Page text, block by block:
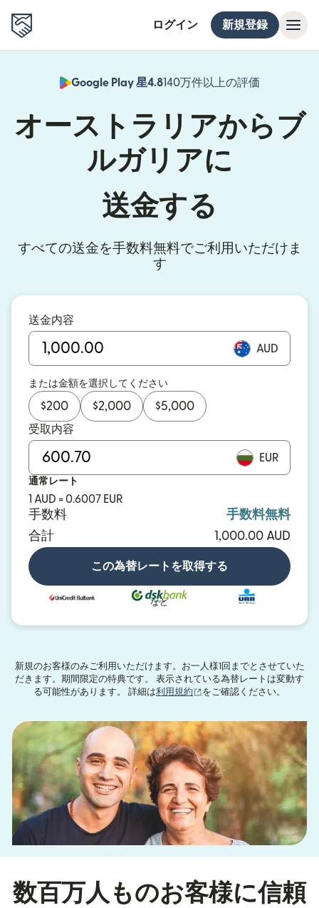
ログイン 新規登録
Google Play 星4.8140万件以上の評価
（別ウィン
オーストラリアからブ
ルガリアに
送金する
すべての送金を手数料無料でご利用いただけま
す
送金内容
AUD
または金額を選択してください
$200 $2,000 $5,000
受取内容
EUR
通常レート
1 AUD = 0.6007 EUR
手数料
手数料無料
合計
1,000.00 AUD
この為替レートを取得する
など
新規のお客様のみご利用いただけます。お一人様1回までとさせていた
だきます。期間限定の特典です。 表示されている為替レートは変動す
る可能性があります。 詳細は利用規約 （別ウィンドウで開きます
をご確認ください。
数百万人ものお客様に信頼